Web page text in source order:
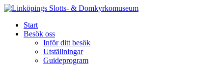
Start
Besök oss
Inför ditt besök
Utställningar
Guideprogram